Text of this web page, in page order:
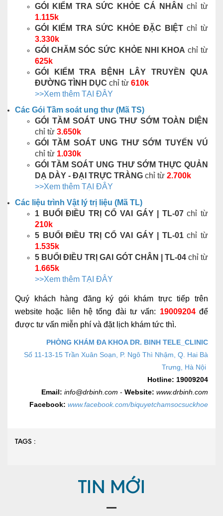
GÓI KIỂM TRA SỨC
KHỎE CÁ NHÂN chỉ từ
1.115k
GÓI KIỂM TRA SỨC KHỎE ĐẶC BIỆT chỉ từ
3.330k
GÓI CHĂM SÓC SỨC KHỎE NHI KHOA chỉ từ
625k
GÓI KIỂM TRA BỆNH LÂY TRUYỀN QUA
ĐƯỜNG TÌNH DỤC chỉ từ 610k
>>Xem thêm TẠI ĐÂY
Các Gói Tầm soát ung thư (Mã TS)
GÓI TẦM SOÁT UNG THƯ SỚM TOÀN DIỆN
chỉ từ 3.650k
GÓI TẦM SOÁT UNG THƯ SỚM TUYẾN VÚ
chỉ từ 1.030k
GÓI TẦM SOÁT UNG THƯ SỚM THỰC QUẢN
DẠ DÀY - ĐẠI TRỰC TRÀNG chỉ từ 2.700k
>>Xem thêm TẠI ĐÂY
Các liệu trình Vật lý trị liệu (Mã TL)
1 BUỔI ĐIỀU TRỊ CỔ VAI GÁY | TL-07chỉ từ
210k
5 BUỔI ĐIỀU TRỊ CỔ VAI GÁY | TL-01chỉ từ
1.535k
5 BUỔI ĐIỀU TRỊ GAI GÓT CHÂN | TL-04 chỉ từ
1.665k
>>Xem thêm TẠI ĐÂY
Quý khách hàng đăng ký gói khám trực tiếp trên
website hoặc liên hệ tổng đài tư vấn: 19009204để
được tư vấn miễn phí và đặt lịch khám tức thì.
PHÒNG KHÁM ĐA KHOA DR. BINH TELE_CLINIC
Số 11-13-15 Trần Xuân Soạn, P. Ngô Thì Nhậm, Q. Hai Bà
Trưng, Hà Nội
Hotline: 19009204
Email: info@drbinh.com - Website: www.drbinh.com
Facebook: www.facebook.com/biquyetchamsocsuckhoe
TAGS :
TIN MỚI